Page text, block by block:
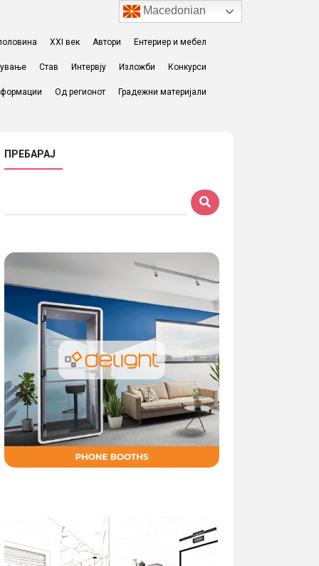
XXI век Автори Ентериер и мебел
Став Интервју Изложби Конкурси
Од регионот Градежни материјали
ПРЕБАРАЈ
Macedonian